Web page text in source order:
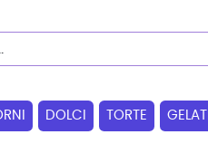
DOLCI TORTE GELATI